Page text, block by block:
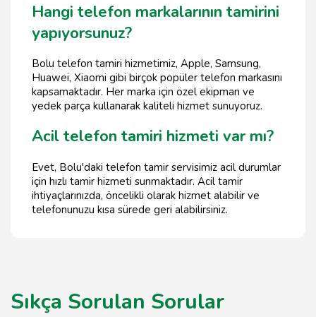
Hangi telefon markalarının tamirini
yapıyorsunuz?
Bolu telefon tamiri hizmetimiz, Apple, Samsung,
Huawei, Xiaomi gibi birçok popüler telefon markasını
kapsamaktadır. Her marka için özel ekipman ve
yedek parça kullanarak kaliteli hizmet sunuyoruz.
Acil telefon tamiri hizmeti var mı?
Evet, Bolu'daki telefon tamir servisimiz acil durumlar
için hızlı tamir hizmeti sunmaktadır. Acil tamir
ihtiyaçlarınızda, öncelikli olarak hizmet alabilir ve
telefonunuzu kısa sürede geri alabilirsiniz.
Sıkça Sorulan Sorular